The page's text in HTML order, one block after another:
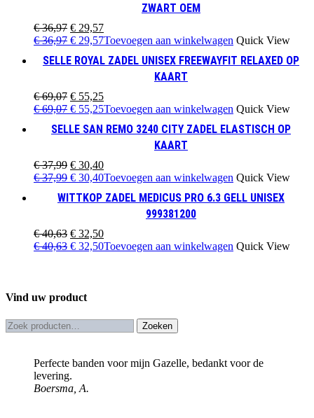
ZWART OEM
€36,97 Oorspronkelijke
prijs
€ 36,97.
€ 29,57Huidige
prijs
€ 29,57.
€36,97 Oorspronkelijke
was:
€ 29,57Huidige
is:
Toevoegen aan winkelwagen Quick View
SELLE ROYAL ZADEL UNISEX FREEWAYFIT RELAXED OP
KAART
€69,07 Oorspronkelijke
prijs
€ 69,07.
€ 55,25Huidige
prijs
€ 55,25.
€69,07 Oorspronkelijke
was:
€ 55,25Huidige
is:
Toevoegen aan winkelwagen Quick View
SELLE SAN REMO 3240 CITY ZADEL ELASTISCH OP
KAART
€37,99 Oorspronkelijke
prijs
€ 37,99.
€ 30,40Huidige
prijs
€ 30,40.
€37,99 Oorspronkelijke
was:
€ 30,40Huidige
is:
Toevoegen aan winkelwagen Quick View
WITTKOP ZADEL MEDICUS PRO 6.3 GELL UNISEX
999381200
€40,63 Oorspronkelijke
prijs
€ 32,50Huidige
prijs
€40,63 Oorspronkelijke
€ 32,50Huidige
Toevoegen aan winkelwagen Quick View
Vind uw product
Zoeken
naar:
Zoeken
Perfecte banden voor mijn Gazelle, bedankt voor de
levering.
Boersma, A.